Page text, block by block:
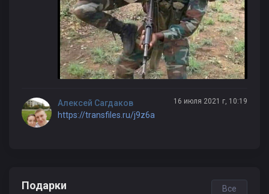
Алексей Сагдаков 16 июля 2021 г, 10:19
https://transfiles.ru/j9z6a
Подарки Все